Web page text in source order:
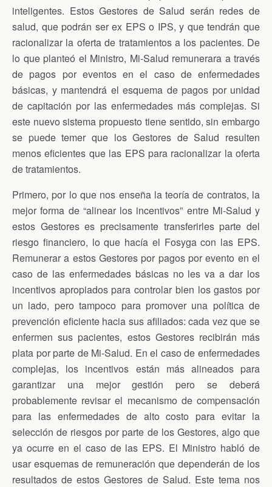
inteligentes. Estos Gestores de Salud serán redes de
salud, que podrán ser ex EPS o IPS, y que tendrán que
racionalizar la oferta de tratamientos a los pacientes. De
lo que planteó el Ministro, Mi-Salud remunerara a través
de pagos por eventos en el caso de enfermedades
básicas, y mantendrá el esquema de pagos por unidad
de capitación por las enfermedades más complejas. Si
este nuevo sistema propuesto tiene sentido, sin embargo
se puede temer que los Gestores de Salud resulten
menos eficientes que las EPS para racionalizar la oferta
de tratamientos.
Primero, por lo que nos enseña la teoría de contratos, la
mejor forma de “alinear los incentivos” entre Mi-Salud y
estos Gestores es precisamente transferirles parte del
riesgo financiero, lo que hacía el Fosyga con las EPS.
Remunerar a estos Gestores por pagos por evento en el
caso de las enfermedades básicas no les va a dar los
incentivos apropiados para controlar bien los gastos por
un lado, pero tampoco para promover una política de
prevención eficiente hacia sus afiliados: cada vez que se
enfermen sus pacientes, estos Gestores recibirán más
plata por parte de Mi-Salud. En el caso de enfermedades
complejas, los incentivos están más alineados para
garantizar una mejor gestión pero se deberá
probablemente revisar el mecanismo de compensación
para las enfermedades de alto costo para evitar la
selección de riesgos por parte de los Gestores, algo que
ya ocurre en el caso de las EPS. El Ministro habló de
usar esquemas de remuneración que dependerán de los
resultados de estos Gestores de Salud. Este tema nos